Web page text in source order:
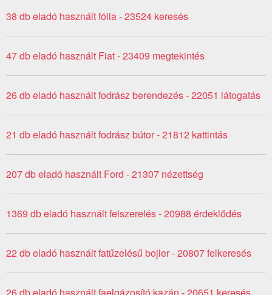
38 db eladó használt fólia - 23524 keresés
47 db eladó használt Fiat - 23409 megtekintés
26 db eladó használt fodrász berendezés - 22051 látogatás
21 db eladó használt fodrász bútor - 21812 kattintás
207 db eladó használt Ford - 21307 nézettség
1369 db eladó használt felszerelés - 20988 érdeklődés
22 db eladó használt fatűzelésű bojler - 20807 felkeresés